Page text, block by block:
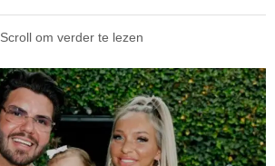
Scroll om verder te lezen